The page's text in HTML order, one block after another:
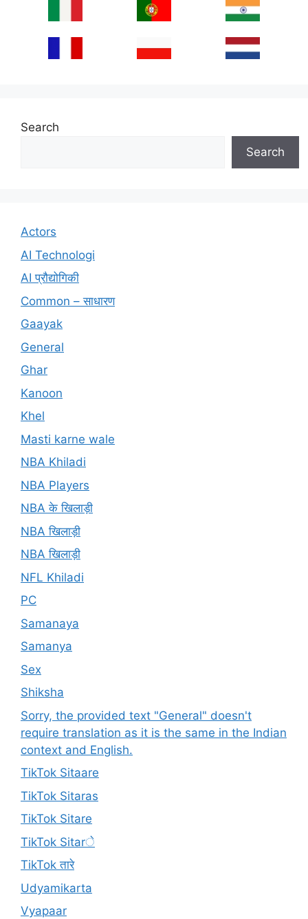
Search
Search
Actors
AI Technologi
AI प्रौद्योगिकी
Common – साधारण
Gaayak
General
Ghar
Kanoon
Khel
Masti karne wale
NBA Khiladi
NBA Players
NBA के खिलाड़ी
NBA खिलाड़ी
NBA खिलाड़ी
NFL Khiladi
PC
Samanaya
Samanya
Sex
Shiksha
Sorry, the provided text "General" doesn't
require translation as it is the same in the Indian
context and English.
TikTok Sitaare
TikTok Sitaras
TikTok Sitare
TikTok Sitarे
TikTok तारे
Udyamikarta
Vyapaar